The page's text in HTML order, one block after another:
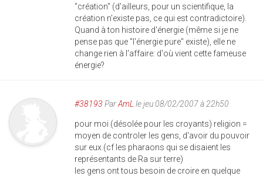
"création" (d'ailleurs, pour un scientifique, la
création n'existe pas, ce qui est contradictoire).
Quand à ton histoire d'énergie (même si je ne
pense pas que "l'énergie pure" existe), elle ne
change rien à l'affaire: d'où vient cette fameuse
énergie?
#38193 ParAmL le jeu 08/02/2007 à 22h50
pour moi (désolée pour les croyants) religion =
moyen de controler les gens, d'avoir du pouvoir
sur eux.(cf les pharaons qui se disaient les
représentants de Ra sur terre)
les gens ont tous besoin de croire en quelque